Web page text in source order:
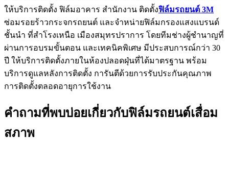
ให้บริการติดตั้ง ฟิล์มอาคาร สำนักงาน ติดตั้งฟิล์มรถยนต์ 3M
ซ่อมรอยร้าวกระจกรถยนต์ และจำหน่ายฟิล์มกรองแสงแบรนด์
ชั้นนำ ที่สำโรงเหนือ เมืองสมุทรปราการ โดยทีมช่างผู้ชำนาญที่
ผ่านการอบรมขั้นตอน และเทคนิคพิเศษ มีประสบการณ์กว่า 30
ปี ให้บริการติดตั้งภายในห้องปลอดฝุ่นที่ได้มาตรฐาน พร้อม
บริการดูแลหลังการติดตั้ง การันตีด้วยการรับประกันคุณภาพ
การติดตั้งตลอดอายุการใช้งาน
คำถามที่พบบ่อยเกี่ยวกับฟิล์มรถยนต์เสื่อม
สภาพ